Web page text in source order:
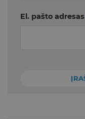
El. pašto adresas